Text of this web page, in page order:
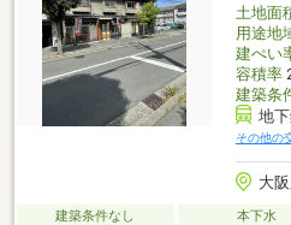
土地面
用途地
建ぺい
容積率
建築条
地
その他の
大
建築条件なし 本下水